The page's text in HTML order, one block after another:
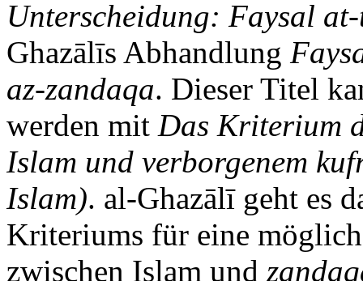
Unterscheidung: Faysal
Ghazālīs Abhandlung
az-zandaqa. Dieser Titel
werden mit Das Kriterium
Islam und verborgenem
Islam). al-Ghazālī geht es
Kriteriums für eine
zwischen Islam und